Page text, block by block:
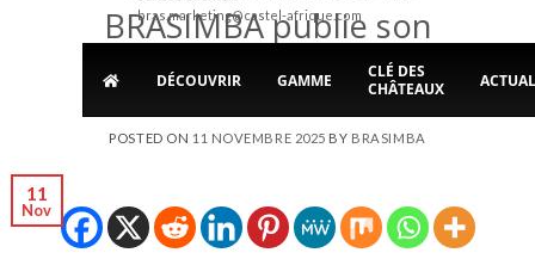
bras.marketing@castel-afrique.com
DÉCOUVRIR GAMME
CLÉ DES
CHÂTEAUX
BRASIMBA publie son
Rapport RSE 2024
POSTED ON 11 NOVEMBRE 2025 BY BRASIMBA
11
Nov